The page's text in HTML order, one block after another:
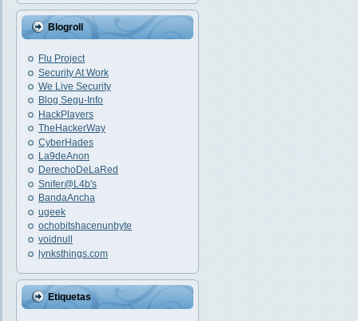
Blogroll
Flu Project
Security At Work
We Live Security
Blog Segu-Info
HackPlayers
TheHackerWay
CyberHades
La9deAnon
DerechoDeLaRed
Snifer@L4b's
BandaAncha
ugeek
ochobitshacenunbyte
voidnull
lynksthings.com
Etiquetas